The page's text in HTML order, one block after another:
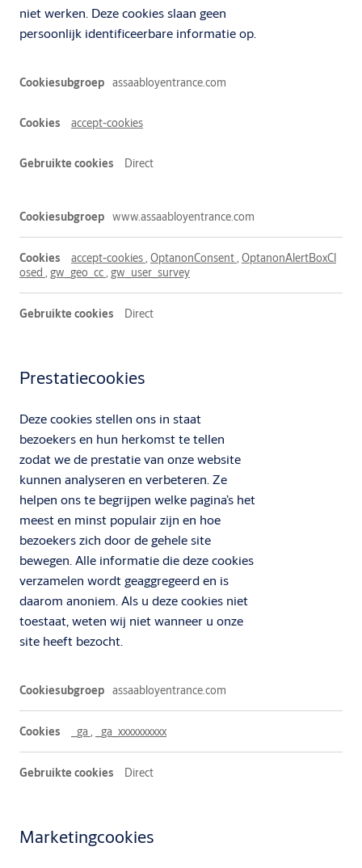
niet werken. Deze cookies slaan geen
persoonlijk identificeerbare informatie op.
cookies
assaabloyentrance.com
accept-cookies
Direct
www.assaabloyentrance.com
accept-cookies, OptanonConsent, OptanonAlertBoxCl
osed , gw_geo_cc, gw_user_survey
Direct
Prestatiecookies
Deze cookies stellen ons in staat
bezoekers en hun herkomst te tellen
zodat we de prestatie van onze website
kunnen analyseren en verbeteren. Ze
helpen ons te begrijpen welke pagina’s het
meest en minst populair zijn en hoe
bezoekers zich door de gehele site
bewegen. Alle informatie die deze cookies
verzamelen wordt geaggregeerd en is
daarom anoniem. Als u deze cookies niet
toestaat, weten wij niet wanneer u onze
site heeft bezocht.
assaabloyentrance.com
_ga , _ga_xxxxxxxxxx
Direct
Marketingcookies